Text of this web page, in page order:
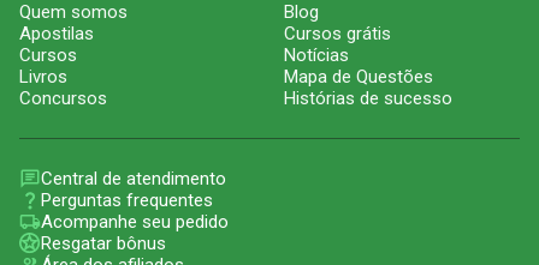
Quem somos
Apostilas
Cursos
Livros
Concursos
Blog
Cursos grátis
Notícias
Mapa de Questões
Histórias de sucesso
Central de atendimento
Perguntas frequentes
Acompanhe seu pedido
Resgatar bônus